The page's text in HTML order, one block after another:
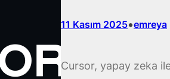
11 Kasım 2025•emreya
Cursor, yapay zeka